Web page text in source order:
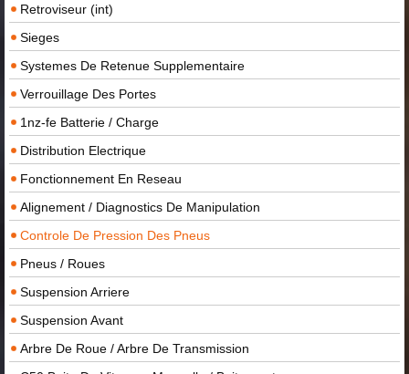
Retroviseur (int)
Sieges
Systemes De Retenue Supplementaire
Verrouillage Des Portes
1nz-fe Batterie / Charge
Distribution Electrique
Fonctionnement En Reseau
Alignement / Diagnostics De Manipulation
Controle De Pression Des Pneus
Pneus / Roues
Suspension Arriere
Suspension Avant
Arbre De Roue / Arbre De Transmission